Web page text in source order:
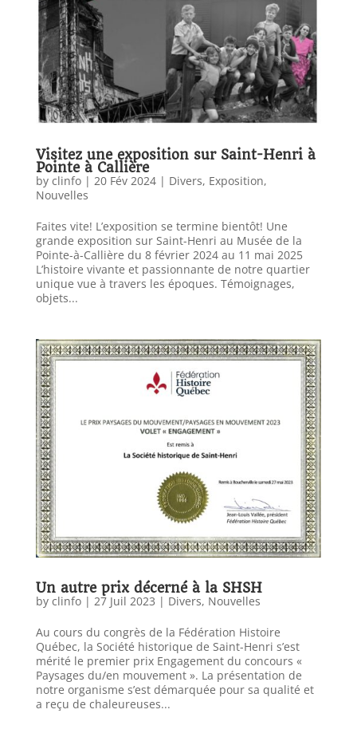
Visitez une exposition sur Saint-Henri à
Pointe à Callière
by clinfo| 20 Fév 2024| Divers, Exposition,
Nouvelles
Faites vite! L’exposition se termine bientôt! Une
grande exposition sur Saint-Henri au Musée de la
Pointe-à-Callière du 8 février 2024 au 11 mai 2025
L’histoire vivante et passionnante de notre quartier
unique vue à travers les époques. Témoignages,
objets...
Un autre prix décerné à la SHSH
by clinfo| 27 Juil 2023 | Divers, Nouvelles
Au cours du congrès de la Fédération Histoire
Québec, la Société historique de Saint-Henri s’est
mérité le premier prix Engagement du concours «
Paysages du/en mouvement ». La présentation de
notre organisme s’est démarquée pour sa qualité et
a reçu de chaleureuses...